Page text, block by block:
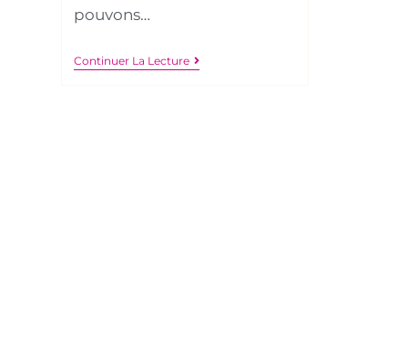
pouvons…
Continuer La Lecture